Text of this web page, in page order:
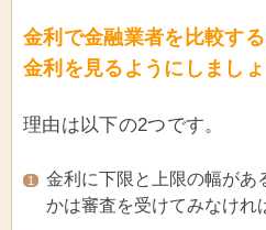
金利で金融業者を比較す
金利を見るようにしましょ
理由は以下の2つです。
1
金利に下限と上限の幅があ
かは審査を受けてみなけれ